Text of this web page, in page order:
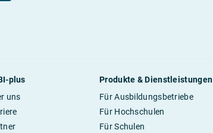
plus
uns
Produkte & Dienstleistungen
Für Ausbildungsbetriebe
Für Hochschulen
Für Schulen